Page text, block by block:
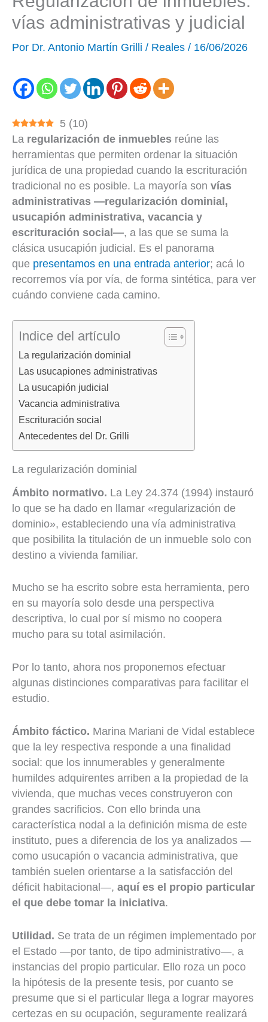
vías administrativas y judicial
Por Dr. Antonio Martín Grilli / Reales / 16/06/2026
5 (10)
La regularización de inmuebles reúne las
herramientas que permiten ordenar la situación
jurídica de una propiedad cuando la escrituración
tradicional no es posible. La mayoría son vías
administrativas —regularización dominial,
usucapión administrativa, vacancia y
escrituración social—, a las que se suma la
clásica usucapión judicial. Es el panorama
que presentamos en una entrada anterior; acá lo
recorremos vía por vía, de forma sintética, para ver
cuándo conviene cada camino.
Indice del artículo
La regularización dominial
Las usucapiones administrativas
La usucapión judicial
Vacancia administrativa
Escrituración social
Antecedentes del Dr. Grilli
La regularización dominial
Ámbito normativo. La Ley 24.374 (1994) instauró
lo que se ha dado en llamar «regularización de
dominio», estableciendo una vía administrativa
que posibilita la titulación de un inmueble solo con
destino a vivienda familiar.
Mucho se ha escrito sobre esta herramienta, pero
en su mayoría solo desde una perspectiva
descriptiva, lo cual por sí mismo no coopera
mucho para su total asimilación.
Por lo tanto, ahora nos proponemos efectuar
algunas distinciones comparativas para facilitar el
estudio.
Ámbito fáctico. Marina Mariani de Vidal establece
que la ley respectiva responde a una finalidad
social: que los innumerables y generalmente
humildes adquirentes arriben a la propiedad de la
vivienda, que muchas veces construyeron con
grandes sacrificios. Con ello brinda una
característica nodal a la definición misma de este
instituto, pues a diferencia de los ya analizados —
como usucapión o vacancia administrativa, que
también suelen orientarse a la satisfacción del
déficit habitacional—, aquí es el propio particular
el que debe tomar la iniciativa.
Utilidad. Se trata de un régimen implementado por
el Estado —por tanto, de tipo administrativo—, a
instancias del propio particular. Ello roza un poco
la hipótesis de la presente tesis, por cuanto se
presume que si el particular llega a lograr mayores
certezas en su ocupación, seguramente realizará